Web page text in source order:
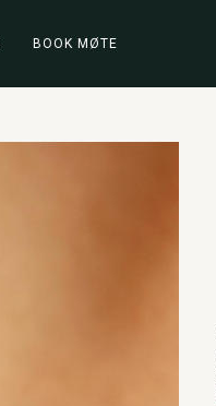
BOOK MØTE